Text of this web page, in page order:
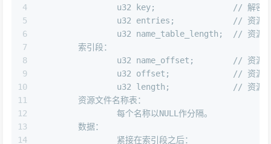
4
5
6
7
8
9
10
11
12
13
14
u32 key;
u32 entries;		//
u32
索引段：
u32
u32
u32 length;
	资源文件名称表：
		每个名称以NULL作分隔。
	数据：
		紧接在索引段之后：